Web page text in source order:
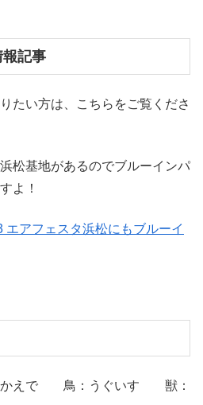
記事
たい方は、こちらをご覧くださ
松基地があるのでブルーインパ
よ！
エアフェスタ浜松にもブルーイ
えで 鳥：うぐいす 獣：